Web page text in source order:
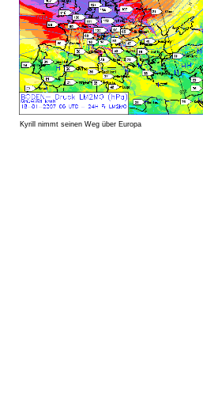
Kyrill nimmt seinen Weg über Europa